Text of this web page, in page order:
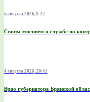
5 августа 2026, 9:27
Своим мнением о службе по
4 августа 2026, 20:41
Врио губернатора Брянской